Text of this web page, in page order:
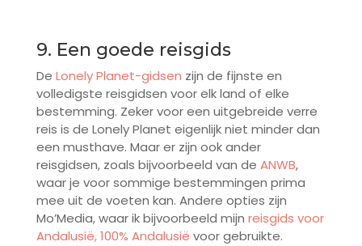
9. Een goede reisgids
De Lonely Planet-gidsen zijn de fijnste en
volledigste reisgidsen voor elk land of elke
bestemming. Zeker voor een uitgebreide verre
reis is de Lonely Planet eigenlijk niet minder dan
een musthave. Maar er zijn ook ander
reisgidsen, zoals bijvoorbeeld van de ANWB,
waar je voor sommige bestemmingen prima
mee uit de voeten kan. Andere opties zijn
Mo’Media, waar ik bijvoorbeeld mijn reisgids voor
Andalusië, 100% Andalusië voor gebruikte.